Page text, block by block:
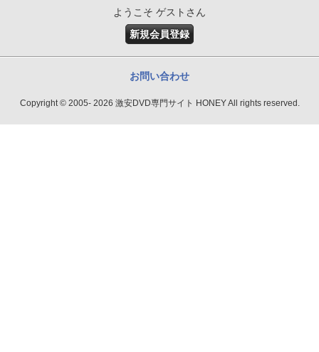
ようこそ ゲストさん
新規会員登録
お問い合わせ
Copyright © 2005- 2026 激安DVD専門サイト HONEY All rights reserved.